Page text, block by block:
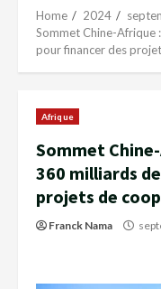
Home 2024
Sommet Chine-Afrique
pour financer des
Afrique
Sommet
360 milliards
projets de
Franck Nama